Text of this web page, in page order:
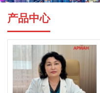
产品中心